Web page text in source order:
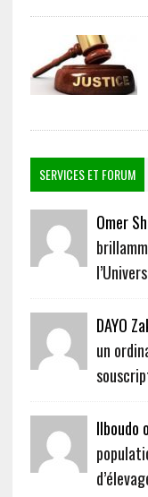
SERVICES ET FORUM
Omer
DAYO
un
Ilboudo